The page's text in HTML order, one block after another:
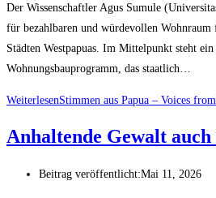
Der Wissenschaftler Agus Sumule
für bezahlbaren und würdevollen Wohnraum
Städten Westpapuas. Im Mittelpunkt steht ein
Wohnungsbauprogramm, das staatlich…
WeiterlesenStimmen aus Papua – Voices
Anhaltende Gewalt
Beitrag veröffentlicht:Mai 11, 2026